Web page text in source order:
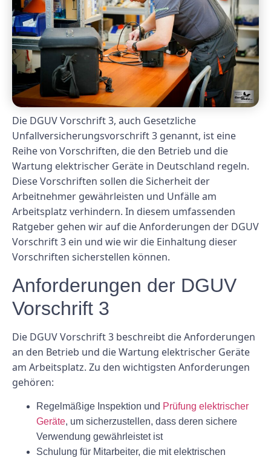
Die DGUV Vorschrift 3, auch Gesetzliche
Unfallversicherungsvorschrift 3 genannt, ist eine
Reihe von Vorschriften, die den Betrieb und die
Wartung elektrischer Geräte in Deutschland regeln.
Diese Vorschriften sollen die Sicherheit der
Arbeitnehmer gewährleisten und Unfälle am
Arbeitsplatz verhindern. In diesem umfassenden
Ratgeber gehen wir auf die Anforderungen der DGUV
Vorschrift 3 ein und wie wir die Einhaltung dieser
Vorschriften sicherstellen können.
Anforderungen der DGUV
Vorschrift 3
Die DGUV Vorschrift 3 beschreibt die Anforderungen
an den Betrieb und die Wartung elektrischer Geräte
am Arbeitsplatz. Zu den wichtigsten Anforderungen
gehören:
Regelmäßige Inspektion und Prüfung elektrischer
Geräte, um sicherzustellen, dass deren sichere
Verwendung gewährleistet ist
Schulung für Mitarbeiter, die mit elektrischen